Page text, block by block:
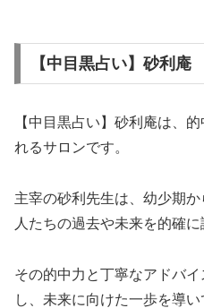
【中目黒占い】砂利庵
【中目黒占い】砂利庵は、
れるサロンです。
主宰の砂利先生は、幼少期
人たちの過去や未来を的確に
その的中力と丁寧なアドバ
し、未来に向けた一歩を導い